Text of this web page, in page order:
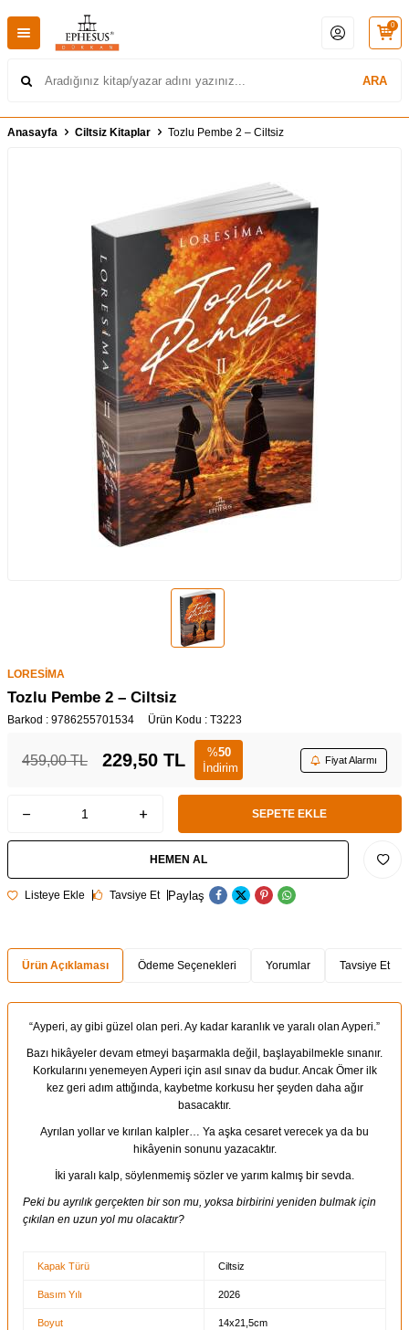
ARA
0
Anasayfa Ciltsiz Kitaplar Tozlu Pembe 2 – Ciltsiz
LORESİMA
Tozlu Pembe 2 – Ciltsiz
Barkod : 9786255701534 Ürün Kodu : T3223
459,00TL 229,50 TL %50
İndirim
Fiyat Alarmı
SEPETE EKLE
HEMEN AL
Listeye Ekle Tavsiye Et Paylaş
Ürün Açıklaması Ödeme Seçenekleri Yorumlar Tavsiye Et
“Ayperi, ay gibi güzel olan peri. Ay kadar karanlık ve yaralı olan Ayperi.”
Bazı hikâyeler devam etmeyi başarmakla değil, başlayabilmekle sınanır.
Korkularını yenemeyen Ayperi için asıl sınav da budur. Ancak Ömer ilk
kez geri adım attığında, kaybetme korkusu her şeyden daha ağır
basacaktır.
Ayrılan yollar ve kırılan kalpler… Ya aşka cesaret verecek ya da bu
hikâyenin sonunu yazacaktır.
İki yaralı kalp, söylenmemiş sözler ve yarım kalmış bir sevda.
Peki bu ayrılık gerçekten bir son mu, yoksa birbirini yeniden bulmak için
çıkılan en uzun yol mu olacaktır?
Kapak Türü Ciltsiz
Basım Yılı 2026
Boyut 14x21,5cm